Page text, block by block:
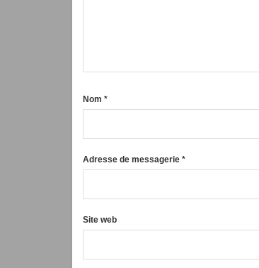
Nom *
Adresse de messagerie *
Site web